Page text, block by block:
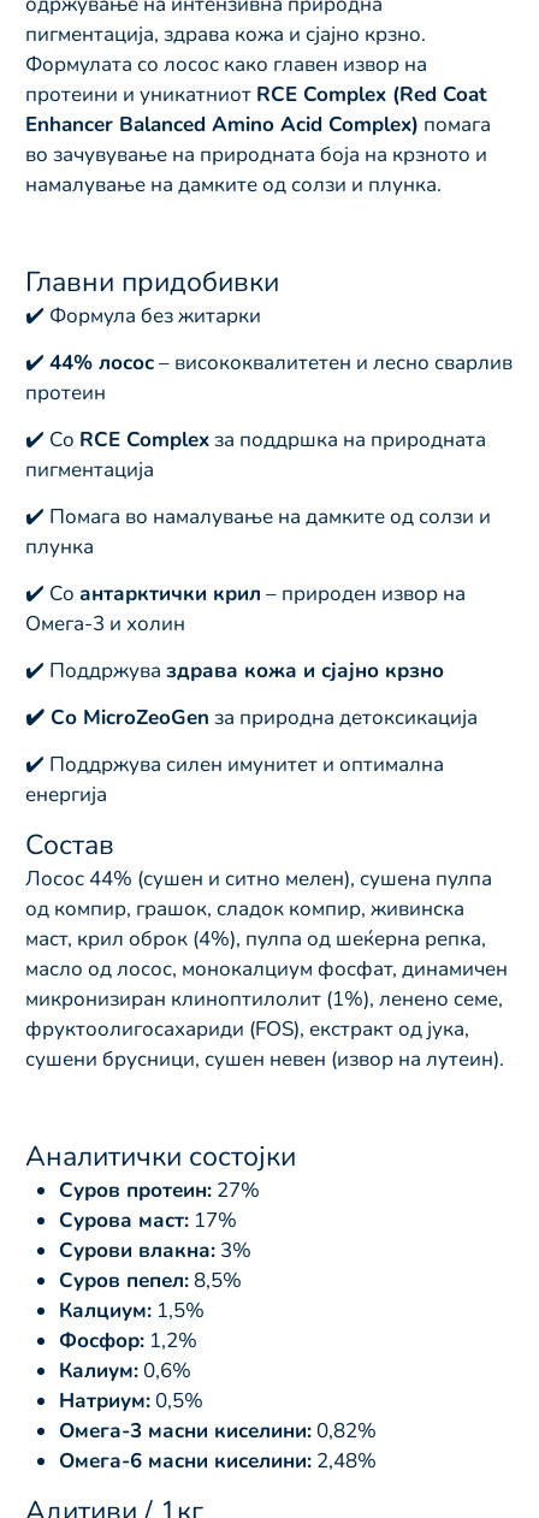
пигментација, здрава кожа и сјајно крзно.
Формулата со лосос како главен извор на
протеини и уникатниот RCE Complex (Red Coat
Enhancer Balanced Amino Acid Complex) помага
во зачувување на природната боја на крзното и
намалување на дамките од солзи и плунка.
Главни придобивки
✔️ Формула без житарки
✔️ 44% лосос– висококвалитетен и лесно сварлив
протеин
✔️ Со RCE Complexза поддршка на природната
пигментација
✔️ Помага во намалување на дамките од солзи и
плунка
✔️ Со антарктички крил – природен извор на
Омега-3 и холин
✔️ Поддржува здрава кожа и сјајно крзно
✔️ Со MicroZeoGen за природна детоксикација
✔️ Поддржува силен имунитет и оптимална
енергија
Состав
Лосос 44% (сушен и ситно мелен), сушена пулпа
од компир, грашок, сладок компир, живинска
маст, крил оброк (4%), пулпа од шеќерна репка,
масло од лосос, монокалциум фосфат, динамичен
микронизиран клиноптилолит (1%), ленено семе,
фруктоолигосахариди (FOS), екстракт од јука,
сушени брусници, сушен невен (извор на лутеин).
Аналитички состојки
Суров протеин: 27%
Сурова маст: 17%
Сурови влакна: 3%
Суров пепел:8,5%
Калциум: 1,5%
Фосфор: 1,2%
Калиум: 0,6%
Натриум: 0,5%
Омега-3 масни киселини: 0,82%
Омега-6 масни киселини: 2,48%